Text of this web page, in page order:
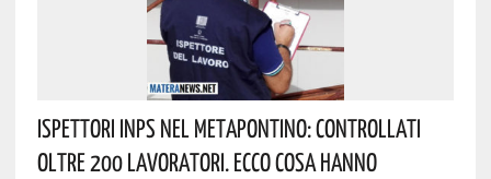
Ispettori INPS Nel Metapontino: Controllati
Oltre 200 Lavoratori. Ecco Cosa Hanno